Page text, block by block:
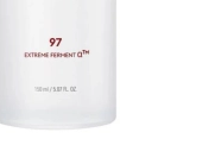
CREAR CUENTA